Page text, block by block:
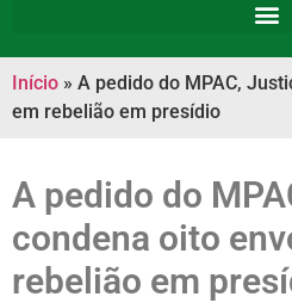
Início » A pedido do MPAC,
em rebelião em presídio
A pedido do
condena oito
rebelião em